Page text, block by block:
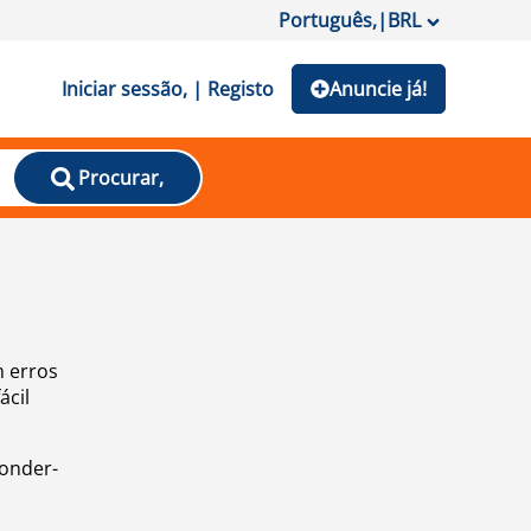
Português,|BRL
Iniciar sessão, | Registo Anuncie já!
Procurar,
erros